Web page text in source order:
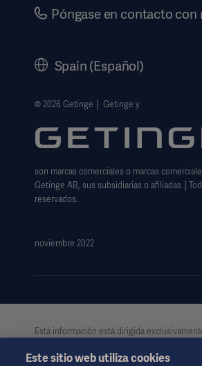
Carrera
Política de privacidad del sitio web
Exención de responsabilidad de uso
Aviso sobre las cookies
Formulario de solicitud de datos
Póngase en contacto
Spain (Español)
© 2026 Getinge │ Getinge y
son marcas comerciales o marcas
Getinge AB, sus subsidiarias o afiliadas
reservados.
noviembre 2022
Esta información está dirigida
únicamente carácter informativo. Dicha
Este sitio web utiliza cookies